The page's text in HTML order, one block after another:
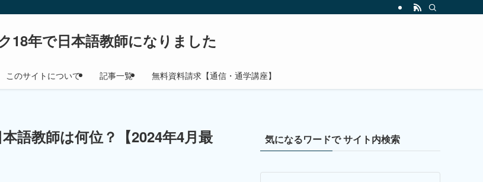
18年で日本語教師になりました
このサイトについて 記事一覧 無料資料請求【通信・通学講座】
語教師は何位？【2024年4月最
気になるワードで サイト内検索